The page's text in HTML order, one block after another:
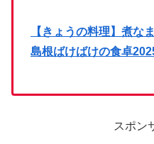
【きょうの料理】煮な
島根ばけばけの食卓
スポン